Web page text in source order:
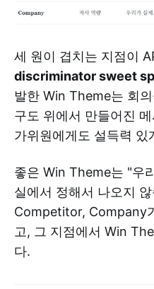
세 원이 겹치는 지점이
discriminator sweet
발한 Win Theme는 회
구도 위에서 만들어진
가위원에게도 설득력 있
좋은 Win Theme는 "우
실에서 정해서 나오지
Competitor, Company
고, 그 지점에서 Win
다.